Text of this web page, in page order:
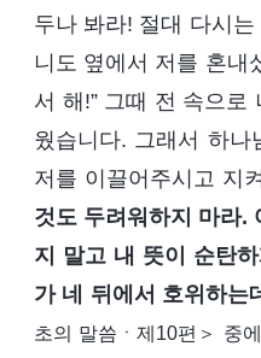
두나 봐라! 절대 다시
니도 옆에서 저를 혼내
서 해!” 그때 전 속으로
웠습니다. 그래서 하
저를 이끌어주시고 지
것도 두려워하지 마라.
지 말고 내 뜻이 순탄
가 네 뒤에서 호위하는
초의 말씀ㆍ제10편＞ 중